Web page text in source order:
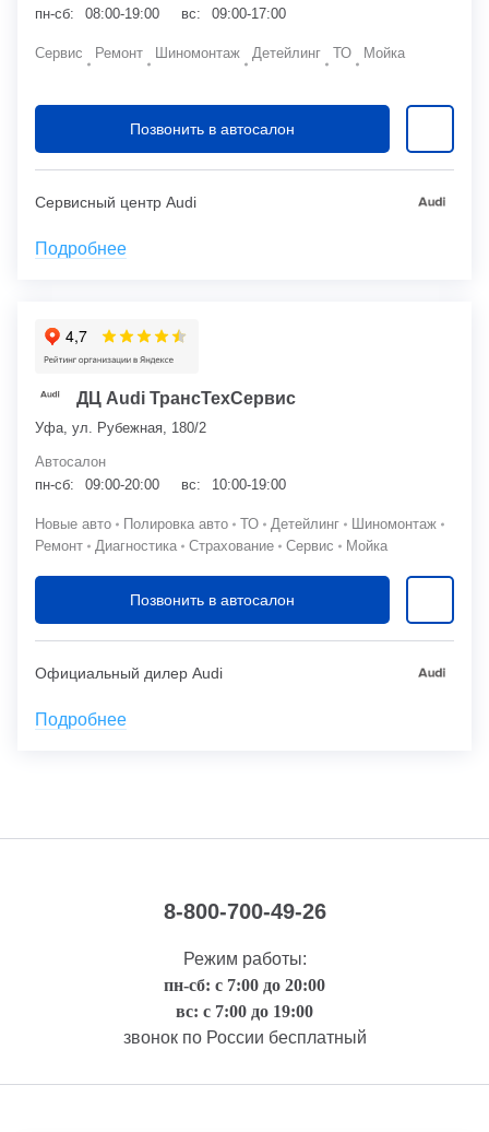
пн-сб:
08:00-19:00 вс: 09:00-17:00
Сервис Ремонт Шиномонтаж Детейлинг ТО Мойка
Позвонить в автосалон
Сервисный центр Audi
Подробнее
ДЦ Audi ТрансТехСервис
Уфа, ул. Рубежная, 180/2
Автосалон
пн-сб:
09:00-20:00 вс: 10:00-19:00
Новые авто Полировка авто ТО Детейлинг
Шиномонтаж
Ремонт
Диагностика Страхование Сервис Мойка
Позвонить в автосалон
Официальный дилер Audi
Подробнее
8-800-700-49-26
Режим работы:
пн-сб: с 7:00 до 20:00
вс: с 7:00 до 19:00
звонок по России бесплатный